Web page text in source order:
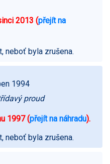
2013 (přejít na
neboť byla zrušena.
1994
proud
1997 (přejít na náhradu).
neboť byla zrušena.